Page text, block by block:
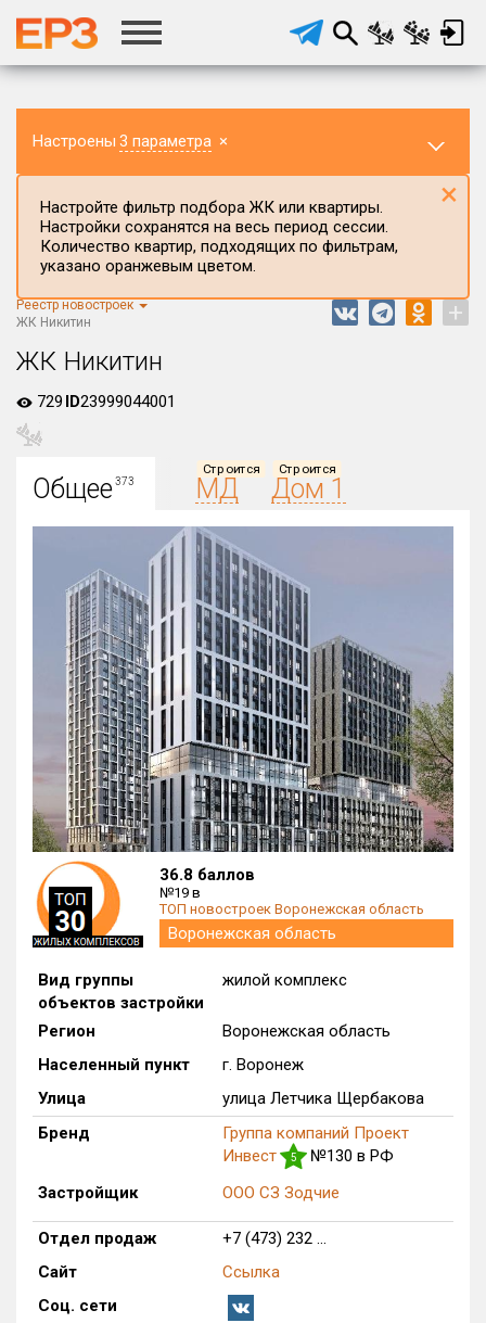
Настроены 3 параметра ×
Регион ЖК
Все
Населённый пункт
Все
Район в городе
Все
₽/м²
Цена
до
Общая площадь, м²
до
Срок сдачи
от до
Вид объекта
×ДАП ×
Кол-во комнат
Только новые
от до
с продажами
Рейтинг ЕРЗ
Найдено:
Жилых комплексов
Настройте фильтр подбора ЖК или квартиры.
Настройки сохранятся на весь период сессии.
Количество квартир, подходящих по фильтрам,
указано оранжевым цветом.
×
Реестр новостроек
ЖК Никитин
+
ЖК Никитин
729 ID23999044001
Общее373
Строится
МД
Строится
Дом 1
36.8 баллов
№19 в
ТОП новостроек Воронежская область
Воронежская область
Вид группы
объектов застройки
жилой комплекс
Регион
Воронежская область
Населенный пункт
г. Воронеж
Улица
улица Летчика Щербакова
Бренд
Группа компаний Проект
Инвест
5
№130 в РФ
Застройщик
ООО СЗ Зодчие
Отдел продаж
+7 (473) 232 ...
Сайт
Ссылка
Соц. сети